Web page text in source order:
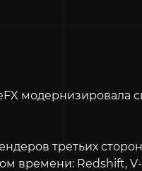
модернизировала
третьих
времени: Redshift, V-